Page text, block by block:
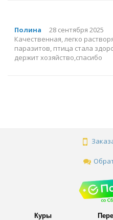
Полина
28 сентября 2025
Качественная, легко
паразитов, птица стала
держит хозяйство,спасибо
Куры